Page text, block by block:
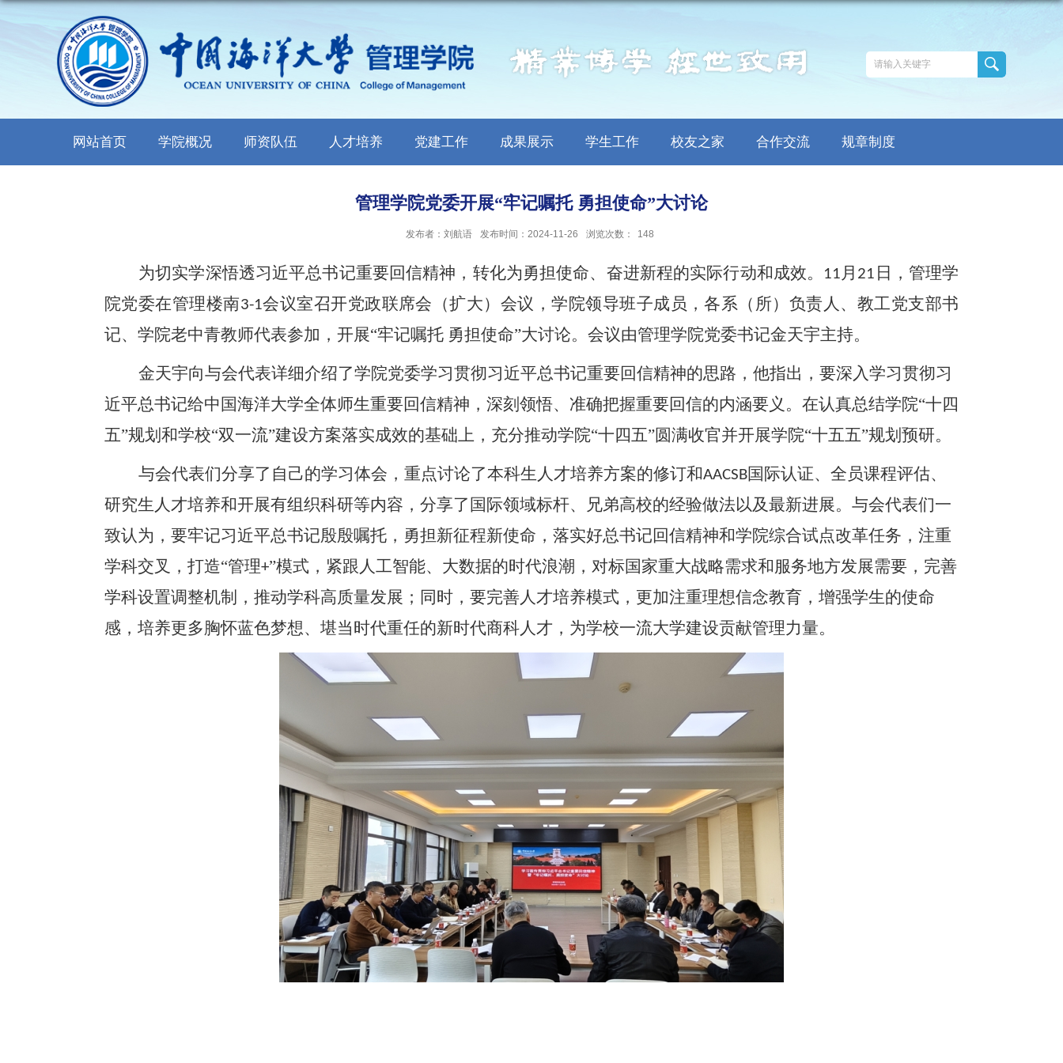
网站首页 学院概况 师资队伍 人才培养 党建工作 成果展示 学生工作 校友之家 合作交流 规章制度
管理学院党委开展“牢记嘱托 勇担使命”大讨论
发布者：刘航语 发布时间：2024-11-26 浏览次数： 148
为切实学深悟透习近平总书记重要回信精神 ， 转化为勇担使命、 奋进新程的实际行动和成效。 11月 21 日，管理学
院党委在管理楼南3-1会议室召开党政联席会（扩大）会议，学院领导班子成员，各系（所）负责人、教工党支部书
记、学院老中青教师代表参加，开展“牢记嘱托 勇担使命”大讨论。会议由管理学院党委书记金天宇主持。
金天宇向与会代表详细介绍了学院党委学习贯彻习近平总书记重要回信精神的思路，他指出，要深入学习贯彻习
近平总书记给中国海洋大学全体师生重要回信精神，深刻领悟、准确把握重要回信的内涵要义。在认真总结学院“十四
五”规划和学校“双一流”建设方案落实成效的基础上，充分推动学院“十四五”圆满收官并开展学院“十五五”规划预研。
与会代表们分享了自己的学习体会，重点讨论了本科生人才培养方案的修订和AACSB国际认证、全员课程评估、
研究生人才培养和开展有组织科研等内容，分享了国际领域标杆、兄弟高校的经验做法以及最新进展。与会代表们一
致认为，要牢记习近平总书记殷殷嘱托，勇担新征程新使命， 落实好总书记回信精神和学院综合试点改革任务 ，注重
学科交叉，打造“管理+”模式，紧跟人工智能、大数据的时代浪潮，对标国家重大战略需求和服务地方发展需要， 完善
学科设置调整机制，推动学科高质量发展 ；同时， 要完善人才培养模式， 更加注重理想信念教育，增强学生的使命
感，培养更多胸怀蓝色梦想、堪当时代重任的新时代商科人才 ， 为学校一流大学建设贡献管理力量。